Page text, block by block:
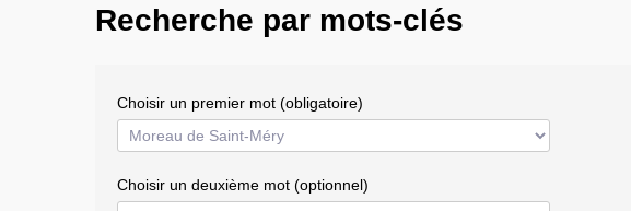
Recherche par mots-clés
Choisir un premier mot (obligatoire)
Choisir un deuxième mot (optionnel)